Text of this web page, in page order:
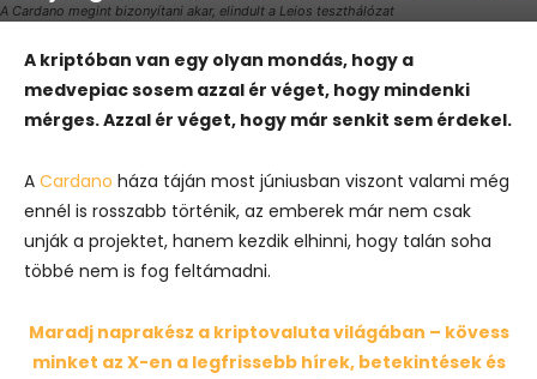
A Cardano megint bizonyítani akar, elindult a Leios teszthálózat
A kriptóban van egy olyan mondás, hogy a
medvepiac sosem azzal ér véget, hogy mindenki
mérges. Azzal ér véget, hogy már senkit sem érdekel.
A Cardano háza táján most júniusban viszont valami még
ennél is rosszabb történik, az emberek már nem csak
unják a projektet, hanem kezdik elhinni, hogy talán soha
többé nem is fog feltámadni.
Maradj naprakész a kriptovaluta világában – kövess
minket az X-en a legfrissebb hírek, betekintések és